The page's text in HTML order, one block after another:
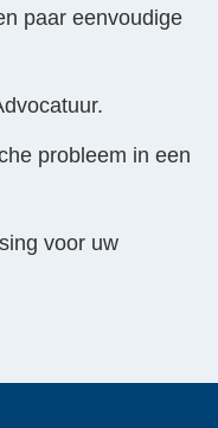
paar eenvoudige
probleem in een
voor uw